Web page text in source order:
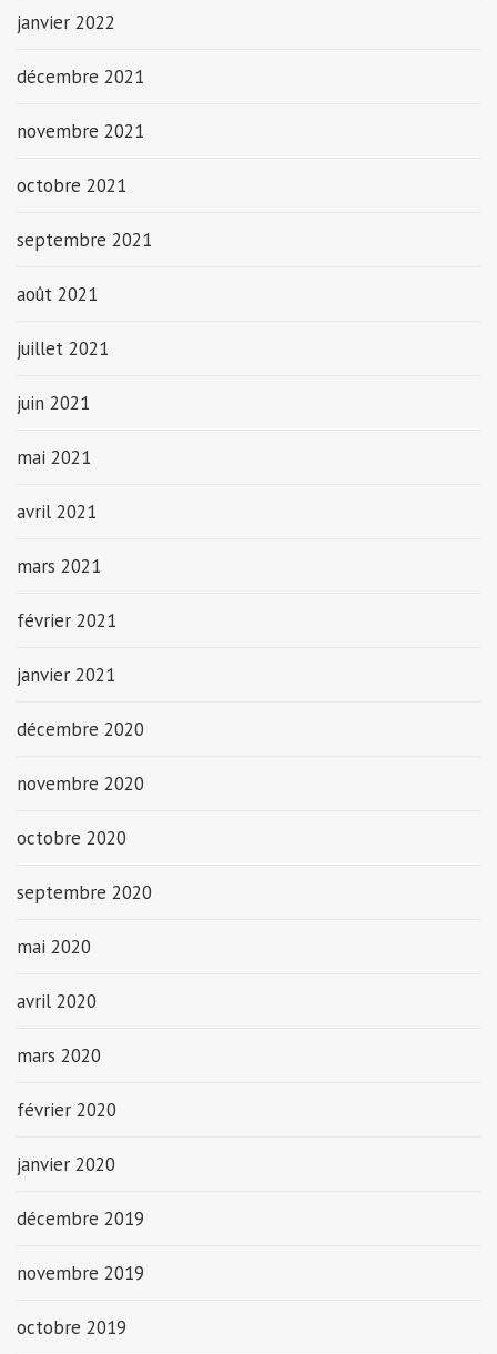
janvier 2022
décembre 2021
novembre 2021
octobre 2021
septembre 2021
août 2021
juillet 2021
juin 2021
mai 2021
avril 2021
mars 2021
février 2021
janvier 2021
décembre 2020
novembre 2020
octobre 2020
septembre 2020
mai 2020
avril 2020
mars 2020
février 2020
janvier 2020
décembre 2019
novembre 2019
octobre 2019